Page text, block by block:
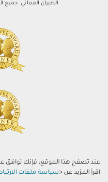
عند تصفح هذا الموقع، فإنك توافق
اقرأ المزيد عن <سياسة ملفات
الطيران العماني. جميع